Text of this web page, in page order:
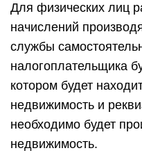
Для физических лиц
начислений
службы
налогоплательщика
котором будет
недвижимость и
необходимо будет
недвижимость.